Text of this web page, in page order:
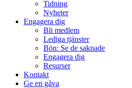
Tidning
Nyheter
Engagera dig
Bli medlem
Lediga tjänster
Bön: Se de saknade
Engagera dig
Resurser
Kontakt
Ge en gåva